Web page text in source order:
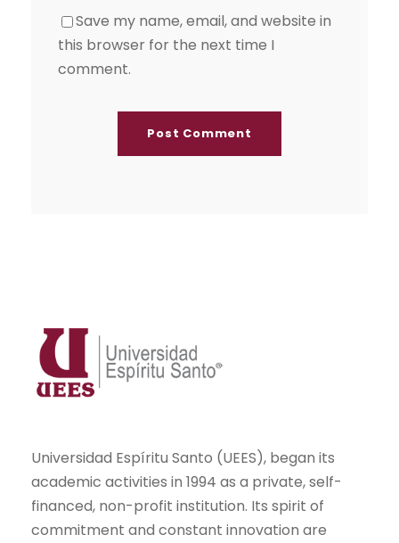
Save my name, email, and website in
this browser for the next time I
comment.
Universidad Espíritu Santo (UEES), began its
academic activities in 1994 as a private, self-
financed, non-profit institution. Its spirit of
commitment and constant innovation are